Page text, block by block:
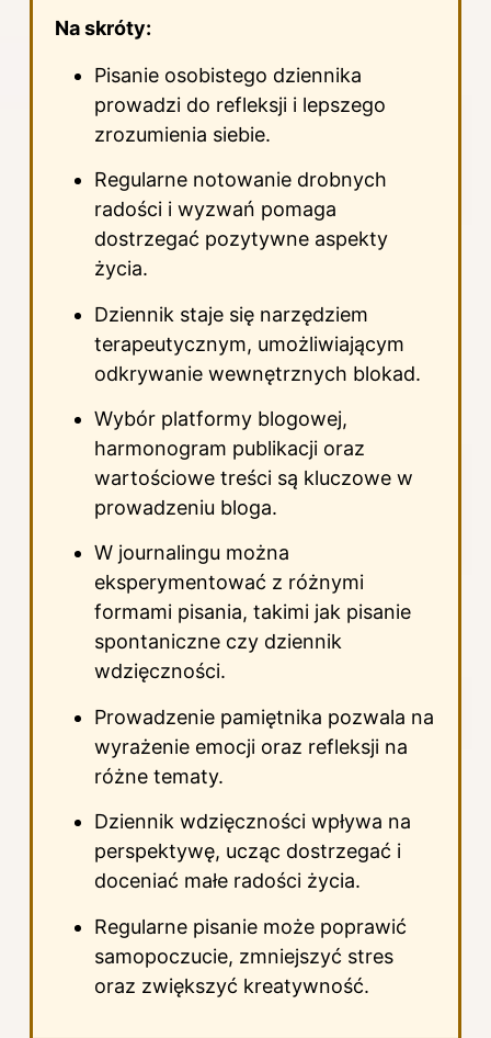
Na skróty:
Pisanie osobistego dziennika
prowadzi do refleksji i lepszego
zrozumienia siebie.
Regularne notowanie drobnych
radości i wyzwań pomaga
dostrzegać pozytywne aspekty
życia.
Dziennik staje się narzędziem
terapeutycznym, umożliwiającym
odkrywanie wewnętrznych blokad.
Wybór platformy blogowej,
harmonogram publikacji oraz
wartościowe treści są kluczowe w
prowadzeniu bloga.
W journalingu można
eksperymentować z różnymi
formami pisania, takimi jak pisanie
spontaniczne czy dziennik
wdzięczności.
Prowadzenie pamiętnika pozwala na
wyrażenie emocji oraz refleksji na
różne tematy.
Dziennik wdzięczności wpływa na
perspektywę, ucząc dostrzegać i
doceniać małe radości życia.
Regularne pisanie może poprawić
samopoczucie, zmniejszyć stres
oraz zwiększyć kreatywność.